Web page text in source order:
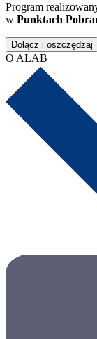
Program
w Punktach
Dołącz i oszczędzaj
O ALAB